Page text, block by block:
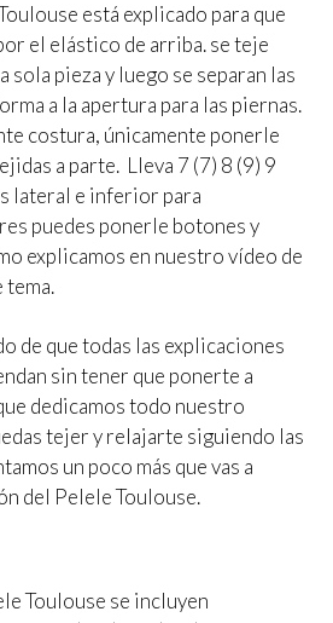
está explicado para que
el elástico de arriba. se teje
sola pieza y luego se separan las
a la apertura para las piernas.
costura, únicamente ponerle
a parte. Lleva 7 (7) 8 (9) 9
lateral e inferior para
puedes ponerle botones y
explicamos en nuestro vídeo de
tema.
de que todas las explicaciones
sin tener que ponerte a
dedicamos todo nuestro
tejer y relajarte siguiendo las
un poco más que vas a
del Pelele Toulouse.
Toulouse se incluyen